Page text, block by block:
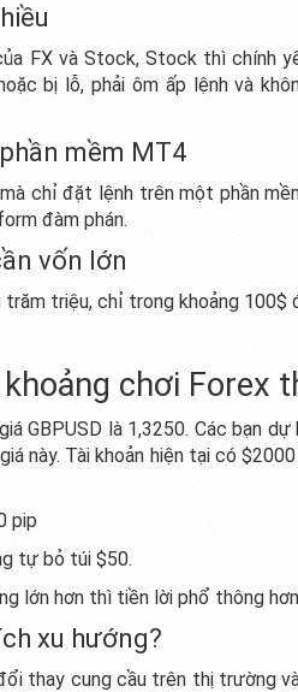
FX và Stock, Stock thì chính
bị lỗ, phải ôm ấp lệnh và
mềm MT4
chỉ đặt lệnh trên một phần
đàm phán.
vốn lớn
trăm triệu, chỉ trong khoảng
chơi Forex
GBPUSD là 1,3250. Các bạn
này. Tài khoản hiện tại có
pip
tự bỏ túi $50.
lớn hơn thì tiền lời phổ thông
xu hướng?
thay cung cầu trên thị trường